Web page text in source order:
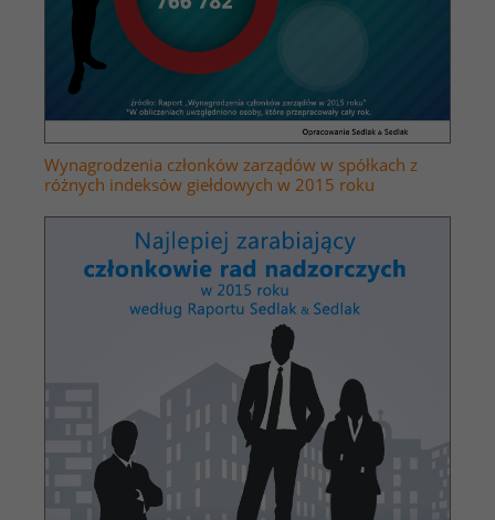
Wynagrodzenia członków zarządów w spółkach z
różnych indeksów giełdowych w 2015 roku